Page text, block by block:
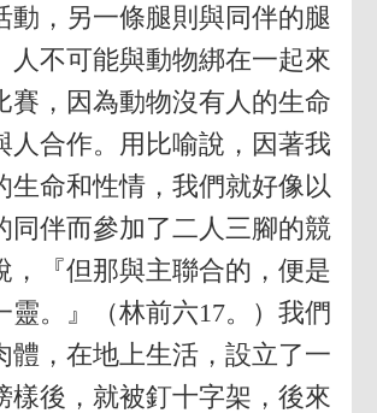
動，另一條腿則與同伴的腿
人不可能與動物綁在一起來
賽，因為動物沒有人的生命
人合作。用比喻說，因著我
生命和性情，我們就好像以
同伴而參加了二人三腳的競
，『但那與主聯合的，便是
靈。』（林前六17。）我們
體，在地上生活，設立了一
樣後，就被釘十字架，後來